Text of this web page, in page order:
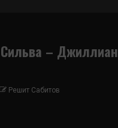
– Джиллиан
Решит Сабитов